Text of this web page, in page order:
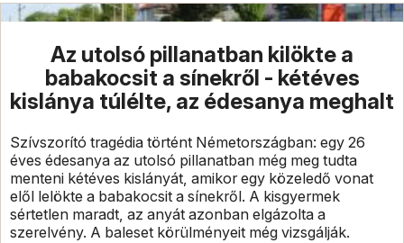
Az utolsó pillanatban kilökte a
babakocsit a sínekről - kétéves
kislánya túlélte, az édesanya meghalt
Szívszorító tragédia történt Németországban: egy 26
éves édesanya az utolsó pillanatban még meg tudta
menteni kétéves kislányát, amikor egy közeledő vonat
elől lelökte a babakocsit a sínekről. A kisgyermek
sértetlen maradt, az anyát azonban elgázolta a
szerelvény. A baleset körülményeit még vizsgálják.